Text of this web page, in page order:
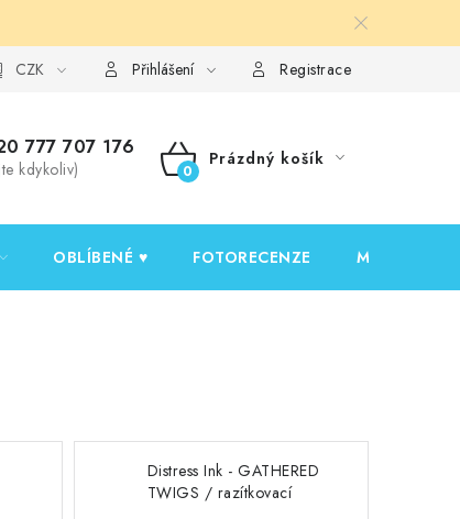
osobních údajů Ověřování recenzí
CZK Přihlášení Registrace
777 707 176
kdykoliv)
NÁKUPNÍ
Prázdný košík
OBLÍBENÉ ♥️ FOTORECENZE MOJE
Distress Ink - GATHERED
TWIGS / razítkovací